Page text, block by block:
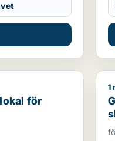
för uthyrning i
för
1